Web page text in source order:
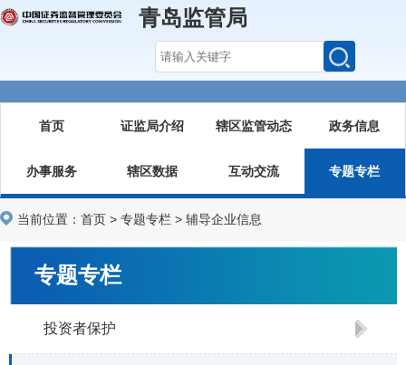
青岛监管局
首页 证监局介绍 辖区监管动态 政务信息
办事服务 辖区数据 互动交流 专题专栏
当前位置： 首页 > 专题专栏 > 辅导企业信息
专题专栏
投资者保护